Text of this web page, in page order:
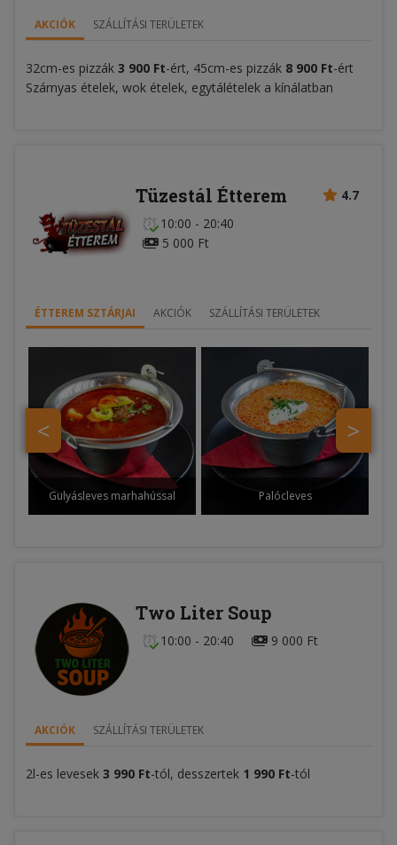
AKCIÓK SZÁLLÍTÁSI TERÜLETEK
32cm-es pizzák 3 900 Ft-ért, 45cm-es pizzák 8 900 Ft-ért
Szárnyas ételek, wok ételek, egytálételek a kínálatban
4.7
Tüzestál Étterem
10:00 - 20:40
5 000 Ft
ÉTTEREM SZTÁRJAI AKCIÓK SZÁLLÍTÁSI TERÜLETEK
>
<
Gulyásleves marhahússal Palócleves
Two Liter Soup
10:00 - 20:40 9 000 Ft
AKCIÓK SZÁLLÍTÁSI TERÜLETEK
2l-es levesek 3 990 Ft-tól, desszertek 1 990 Ft-tól